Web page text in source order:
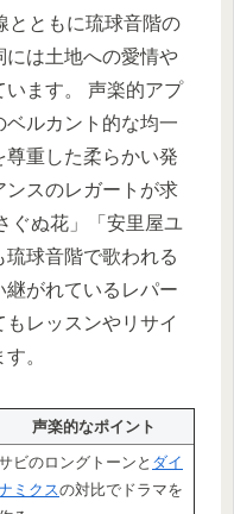
とともに琉球音階の
には土地への愛情や
います。 声楽的アプ
ベルカント的な均一
重した柔らかい発
ンスのレガートが求
ぐぬ花」「安里屋ユ
球音階で歌われる
継がれているレパー
もレッスンやリサイ
。
声楽的なポイント
ビのロングトーンと ダイ
ミクスの対比でドラマを